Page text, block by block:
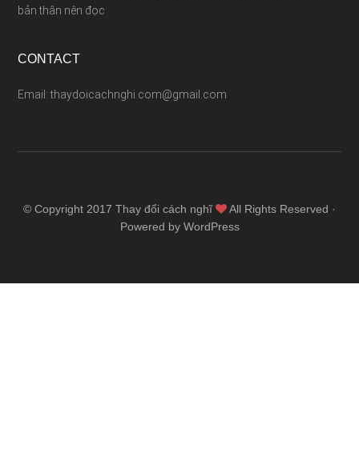
bản thân nên đọc
CONTACT
Email: thaydoicachnghi.com@gmail.com
© Copyright 2017 Thay đổi cách nghĩ
All Rights Reserved ·
Powered by WordPress